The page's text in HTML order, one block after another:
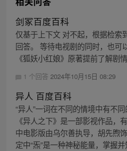
剑冢百度百科
仅基于上下文 对不起，根据检索
回答。 等待电视剧的同时，也可
《狐妖小红娘》原著提前了解剧情
1 个回答 2024年10月15日 08:29
异人 百度百科
“异人”一词在不同的情境中有不同
《异人之下》是一部影视作品，
中电影版由乌尔善执导，胡先煦
定中“炁”是一种神秘能量，掌握